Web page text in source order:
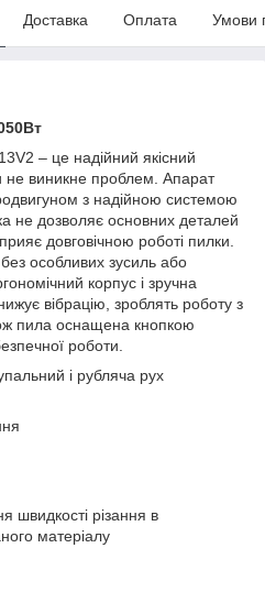
Доставка Оплата Умови
– це надійний якісний
не виникне проблем. Апарат
з надійною системою
не дозволяє основних деталей
довговічною роботі пилки.
особливих зусиль або
корпус і зручна
вібрацію, зроблять роботу з
пила оснащена кнопкою
роботи.
і рубляча рух
швидкості різання в
матеріалу